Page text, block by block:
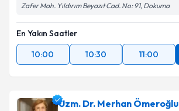
Zafer Mah. Yıldırım Beyazıt Cad. No: 91, Dokuma
En Yakın Saatler
10:00
10:30 11:00
Uzm. Dr. Merhan Ömeroğlu